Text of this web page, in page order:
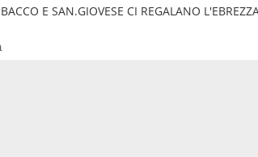
E SAN.GIOVESE CI REGALANO